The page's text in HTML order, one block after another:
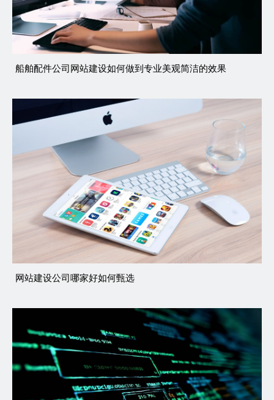
船舶配件公司网站建设如何做到专业美观简洁的效果
网站建设公司哪家好如何甄选